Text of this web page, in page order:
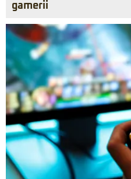
gamerii